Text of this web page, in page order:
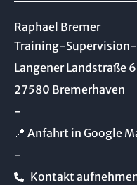
Raphael Bremer
Training-
Langener Landstraße
27580 Bremerhaven
-
📍 Anfahrt in Google
-
Kontakt